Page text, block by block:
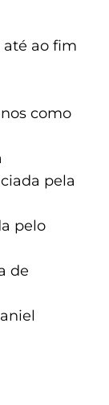
ao fim
como
pela
pelo
de